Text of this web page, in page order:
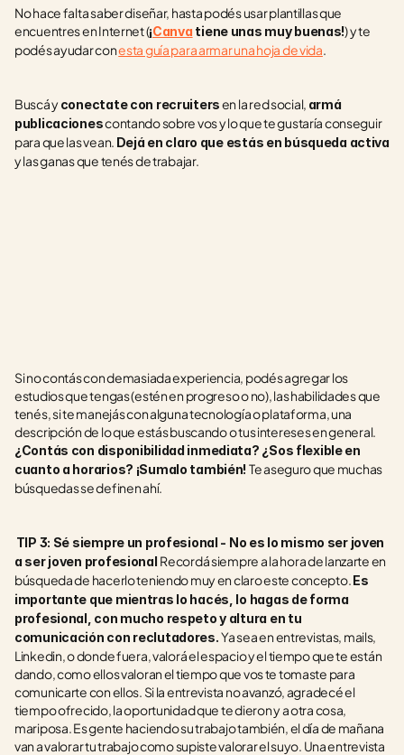
No hace falta saber diseñar, hasta podés usar plantillas que
encuentres en Internet (¡Canva tiene unas muy buenas!) y te
podés ayudar con esta guía para armar una hoja de vida.
Buscá y conectate con recruiters en la red social, armá
publicaciones contando sobre vos y lo que te gustaría conseguir
para que las vean. Dejá en claro que estás en búsqueda activa
y las ganas que tenés de trabajar.
Si no contás con demasiada experiencia, podés agregar los
estudios que tengas (estén en progreso o no), las habilidades que
tenés, si te manejás con alguna tecnología o plataforma, una
¿Contás con disponibilidad inmediata? ¿Sos flexible en
cuanto a horarios? ¡Sumalo también! Te aseguro que muchas
búsquedas se definen ahí.
TIP 3: Sé siempre un profesional - No es lo mismo ser joven
a ser joven profesional Recordá siempre a la hora de lanzarte en
búsqueda de hacerlo teniendo muy en claro este concepto. Es
importante que mientras lo hacés, lo hagas de forma
profesional, con mucho respeto y altura en tu
comunicación con reclutadores. Ya sea en entrevistas, mails,
Linkedin, o donde fuera, valorá el espacio y el tiempo que te están
dando, como ellos valoran el tiempo que vos te tomaste para
comunicarte con ellos. Si la entrevista no avanzó, agradecé el
tiempo ofrecido, la oportunidad que te dieron y a otra cosa,
mariposa. Es gente haciendo su trabajo también, el día de mañana
van a valorar tu trabajo como supiste valorar el suyo. Una entrevista